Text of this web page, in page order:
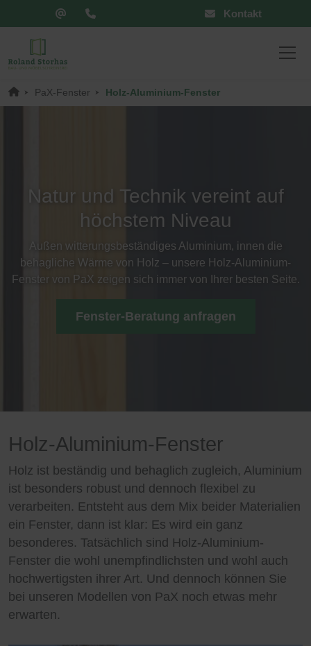
Kontakt
PaX-Fenster Holz-Aluminium-Fenster
Natur und Technik vereint auf
höchstem Niveau
Außen witterungsbeständiges Aluminium, innen die
behagliche Wärme von Holz – unsere Holz-Aluminium-
Fenster von PaX zeigen sich immer von Ihrer besten Seite.
Fenster-Beratung anfragen
Holz-Aluminium-Fenster
Holz ist beständig und behaglich zugleich, Aluminium
ist besonders robust und dennoch flexibel zu
verarbeiten. Entsteht aus dem Mix beider Materialien
ein Fenster, dann ist klar: Es wird ein ganz
besonderes. Tatsächlich sind Holz-Aluminium-
Fenster die wohl unempfindlichsten und wohl auch
hochwertigsten ihrer Art. Und dennoch können Sie
bei unseren Modellen von PaX noch etwas mehr
erwarten.